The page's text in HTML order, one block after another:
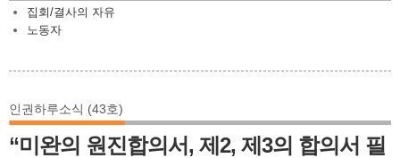
집회/결사의 자유
노동자
인권하루소식 (43호)
“미완의 원진합의서, 제2, 제3의 합의서 필